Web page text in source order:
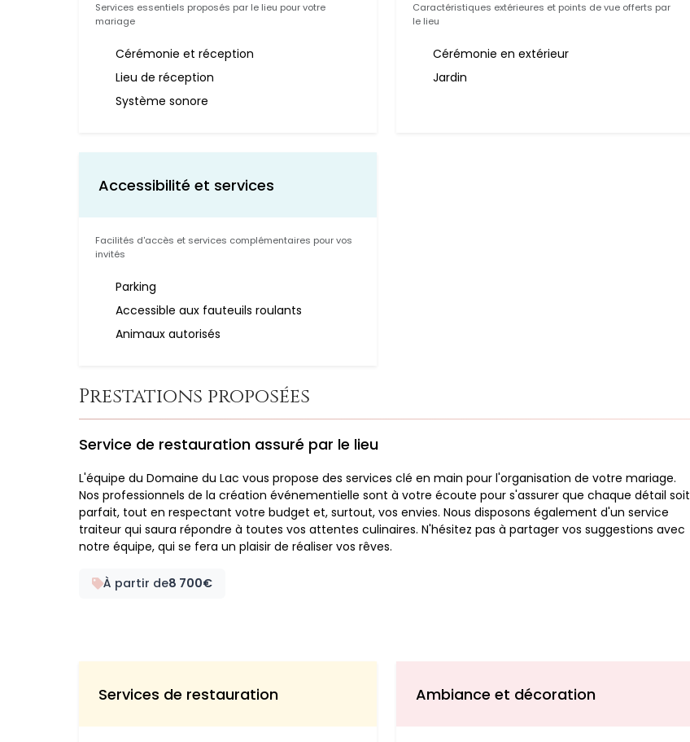
Services essentiels proposés par le lieu pour votre
mariage
Cérémonie et réception
Lieu de réception
Système sonore
Caractéristiques extérieures et points de vue offerts par
le lieu
Cérémonie en extérieur
Jardin
Accessibilité et services
Facilités d'accès et services complémentaires pour vos
invités
Parking
Accessible aux fauteuils roulants
Animaux autorisés
Prestations proposées
Service de restauration assuré par le lieu
L'équipe du Domaine du Lac vous propose des services clé en main pour l'organisation de votre mariage.
Nos professionnels de la création événementielle sont à votre écoute pour s'assurer que chaque détail soit
parfait, tout en respectant votre budget et, surtout, vos envies. Nous disposons également d'un service
traiteur qui saura répondre à toutes vos attentes culinaires. N'hésitez pas à partager vos suggestions avec
notre équipe, qui se fera un plaisir de réaliser vos rêves.
À partir de8 700€
Services de restauration Ambiance et décoration